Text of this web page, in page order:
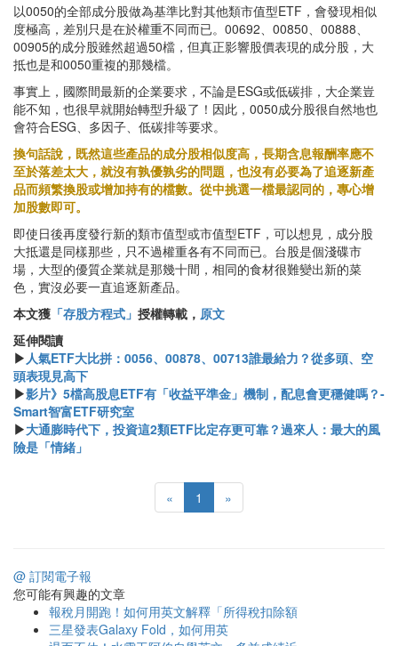
以0050的全部成分股做為基準比對其他類市值型ETF，會發現相似
度極高，差別只是在於權重不同而已。00692、00850、00888、
00905的成分股雖然超過50檔，但真正影響股價表現的成分股，大
抵也是和0050重複的那幾檔。
事實上，國際間最新的企業要求，不論是ESG或低碳排，大企業豈
能不知，也很早就開始轉型升級了！因此，0050成分股很自然地也
會符合ESG、多因子、低碳排等要求。
換句話說，既然這些產品的成分股相似度高，長期含息報酬率應不
至於落差太大，就沒有孰優孰劣的問題，也沒有必要為了追逐新產
品而頻繁換股或增加持有的檔數。從中挑選一檔最認同的，專心增
加股數即可。
即使日後再度發行新的類市值型或市值型ETF，可以想見，成分股
大抵還是同樣那些，只不過權重各有不同而已。台股是個淺碟市
場，大型的優質企業就是那幾十間，相同的食材很難變出新的菜
色，實沒必要一直追逐新產品。
本文獲 「存股方程式」 授權轉載， 原文
延伸閱讀
▶ 人氣ETF大比拼：0056、00878、00713誰最給力？從多頭、空
頭表現見高下
▶影片》5檔高股息ETF有「收益平準金」機制，配息會更穩健嗎？-
Smart智富ETF研究室
▶大通膨時代下，投資這2類ETF比定存更可靠？過來人：最大的風
險是「情緒」
« 1 »
@ 訂閱電子報
您可能有興趣的文章
報稅月開跑！如何用英文解釋「所得稅扣除額
三星發表Galaxy Fold，如何用英